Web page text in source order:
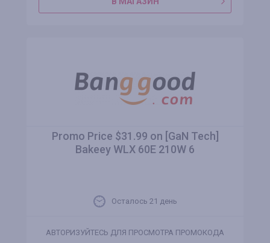
Promo Price $31.99 on [GaN Tech]
Bakeey WLX 60E 210W 6
Осталось 21 день
АВТОРИЗУЙТЕСЬ ДЛЯ ПРОСМОТРА ПРОМОКОДА